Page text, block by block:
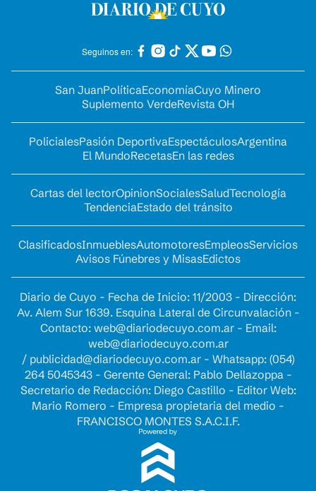
Seguinos en:
San JuanPolíticaEconomíaCuyo Minero
Suplemento VerdeRevista OH
PolicialesPasión DeportivaEspectáculosArgentina
El MundoRecetasEn las redes
Cartas del lectorOpinionSocialesSaludTecnología
TendenciaEstado del tránsito
ClasificadosInmueblesAutomotoresEmpleosServicios
Avisos Fúnebres y MisasEdictos
Diario de Cuyo - Fecha de Inicio: 11/2003 - Dirección:
Av. Alem Sur 1639. Esquina Lateral de Circunvalación -
Contacto: web@diariodecuyo.com.ar- Email:
web@diariodecuyo.com.ar
/ publicidad@diariodecuyo.com.ar- Whatsapp: (054)
264 5045343 - Gerente General: Pablo Dellazoppa -
Secretario de Redacción: Diego Castillo - Editor Web:
Mario Romero - Empresa propietaria del medio -
FRANCISCO MONTES S.A.C.I.F.